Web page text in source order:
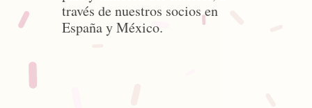
través de nuestros socios en
España y México.